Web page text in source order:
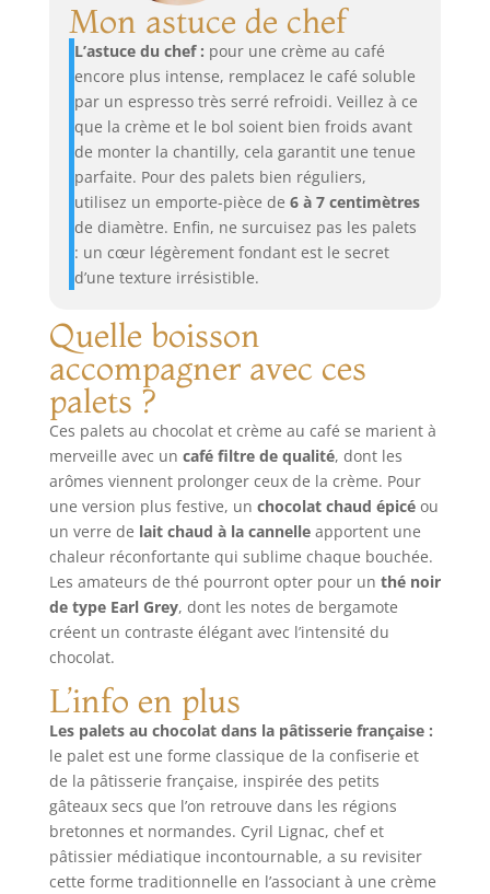
Mon astuce de chef
L’astuce du chef : pour une crème au café
encore plus intense, remplacez le café soluble
par un espresso très serré refroidi. Veillez à ce
que la crème et le bol soient bien froids avant
de monter la chantilly, cela garantit une tenue
parfaite. Pour des palets bien réguliers,
utilisez un emporte-pièce de 6 à 7 centimètres
de diamètre. Enfin, ne surcuisez pas les palets
: un cœur légèrement fondant est le secret
d’une texture irrésistible.
Quelle boisson
accompagner avec ces
palets ?
Ces palets au chocolat et crème au café se marient à
merveille avec un café filtre de qualité, dont les
arômes viennent prolonger ceux de la crème. Pour
une version plus festive, un chocolat chaud épicéou
un verre de lait chaud à la cannelleapportent une
chaleur réconfortante qui sublime chaque bouchée.
Les amateurs de thé pourront opter pour un thé noir
de type Earl Grey, dont les notes de bergamote
créent un contraste élégant avec l’intensité du
chocolat.
L’info en plus
Les palets au chocolat dans la pâtisserie française :
le palet est une forme classique de la confiserie et
de la pâtisserie française, inspirée des petits
gâteaux secs que l’on retrouve dans les régions
bretonnes et normandes. Cyril Lignac, chef et
pâtissier médiatique incontournable, a su revisiter
cette forme traditionnelle en l’associant à une crème